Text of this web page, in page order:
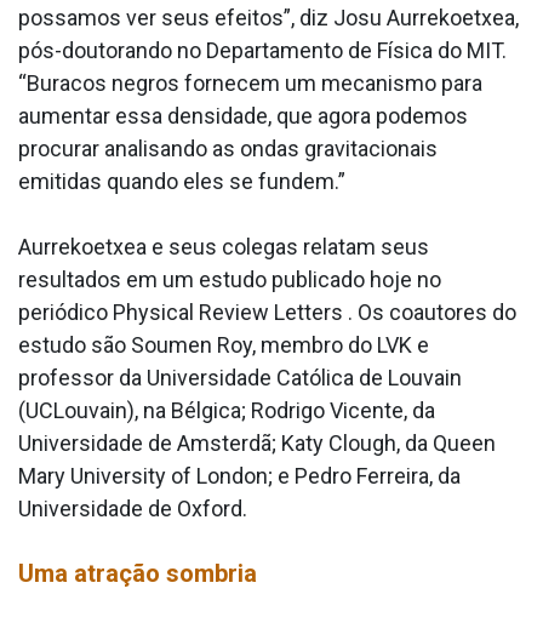
possamos ver seus efeitos”, diz Josu Aurrekoetxea,
pós-doutorando no Departamento de Física do MIT.
“Buracos negros fornecem um mecanismo para
aumentar essa densidade, que agora podemos
procurar analisando as ondas gravitacionais
emitidas quando eles se fundem.”
Aurrekoetxea e seus colegas relatam seus
resultados em um estudo publicado hoje no
periódico Physical Review Letters . Os coautores do
estudo são Soumen Roy, membro do LVK e
professor da Universidade Católica de Louvain
(UCLouvain), na Bélgica; Rodrigo Vicente, da
Universidade de Amsterdã; Katy Clough, da Queen
Mary University of London; e Pedro Ferreira, da
Universidade de Oxford.
Uma atração sombria